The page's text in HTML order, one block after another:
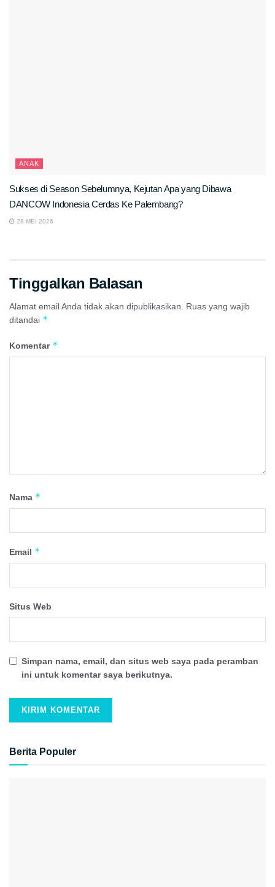
ANAK
Sukses di Season Sebelumnya, Kejutan Apa yang Dibawa
DANCOW Indonesia Cerdas Ke Palembang?
28 MEI 2026
Tinggalkan Balasan
Alamat email Anda tidak akan dipublikasikan.
Ruas yang wajib
ditandai *
Komentar *
Nama *
Email *
Situs Web
Simpan nama, email, dan situs web saya pada peramban
ini untuk komentar saya berikutnya.
Berita Populer